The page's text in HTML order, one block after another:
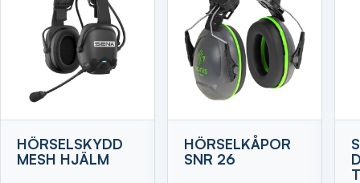
HÖRSELSKYDD
MESH HJÄLM
HÖRSELKÅPOR
SNR 26